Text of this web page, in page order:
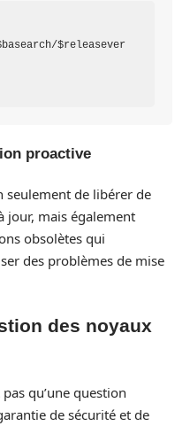
$releasever
proactive
seulement de libérer de
jour, mais également
obsolètes qui
des problèmes de mise
des noyaux
qu’une question
de sécurité et de